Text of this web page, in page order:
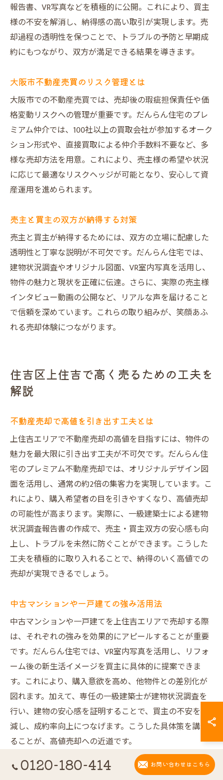
報告書、VR写真などを積極的に公開。これにより、買主
様の不安を解消し、納得感の高い取引が実現します。売
却過程の透明性を保つことで、トラブルの予防と早期成
約にもつながり、双方が満足できる結果を導きます。
大阪市不動産売買のリスク管理とは
大阪市での不動産売買では、売却後の瑕疵担保責任や価
格変動リスクへの管理が重要です。だんらん住宅のプレ
ミアム仲介では、100社以上の買取会社が参加するオーク
ション形式や、直接買取による仲介手数料不要など、多
様な売却方法を用意。これにより、売主様の希望や状況
に応じて最適なリスクヘッジが可能となり、安心して資
産運用を進められます。
売主と買主の双方が納得する対策
売主と買主が納得するためには、双方の立場に配慮した
透明性と丁寧な説明が不可欠です。だんらん住宅では、
建物状況調査やオリジナル図面、VR室内写真を活用し、
物件の魅力と現状を正確に伝達。さらに、実際の売主様
インタビュー動画の公開など、リアルな声を届けること
で信頼を深めています。これらの取り組みが、笑顔あふ
れる売却体験につながります。
住吉区上住吉で高く売るための工夫を
解説
不動産売却で高値を引き出す工夫とは
上住吉エリアで不動産売却の高値を目指すには、物件の
魅力を最大限に引き出す工夫が不可欠です。だんらん住
宅のプレミアム不動産売却では、オリジナルデザイン図
面を活用し、通常の約2倍の集客力を実現しています。こ
れにより、購入希望者の目を引きやすくなり、高値売却
の可能性が高まります。実際に、一級建築士による建物
状況調査報告書の作成で、売主・買主双方の安心感も向
上し、トラブルを未然に防ぐことができます。こうした
工夫を積極的に取り入れることで、納得のいく高値での
売却が実現できるでしょう。
中古マンションや一戸建ての強み活用法
中古マンションや一戸建てを上住吉エリアで売却する際
は、それぞれの強みを効果的にアピールすることが重要
です。だんらん住宅では、VR室内写真を活用し、リフォ
ーム後の新生活イメージを買主に具体的に提案できま
す。これにより、購入意欲を高め、他物件との差別化が
図れます。加えて、専任の一級建築士が建物状況調査を
行い、建物の安心感を証明することで、買主の不安を軽
減し、成約率向上につなげます。こうした具体策を講じ
ることが、高値売却への近道です。
査定から契約までの流れと注意点
0120-180-414 お問い合わせはこちら